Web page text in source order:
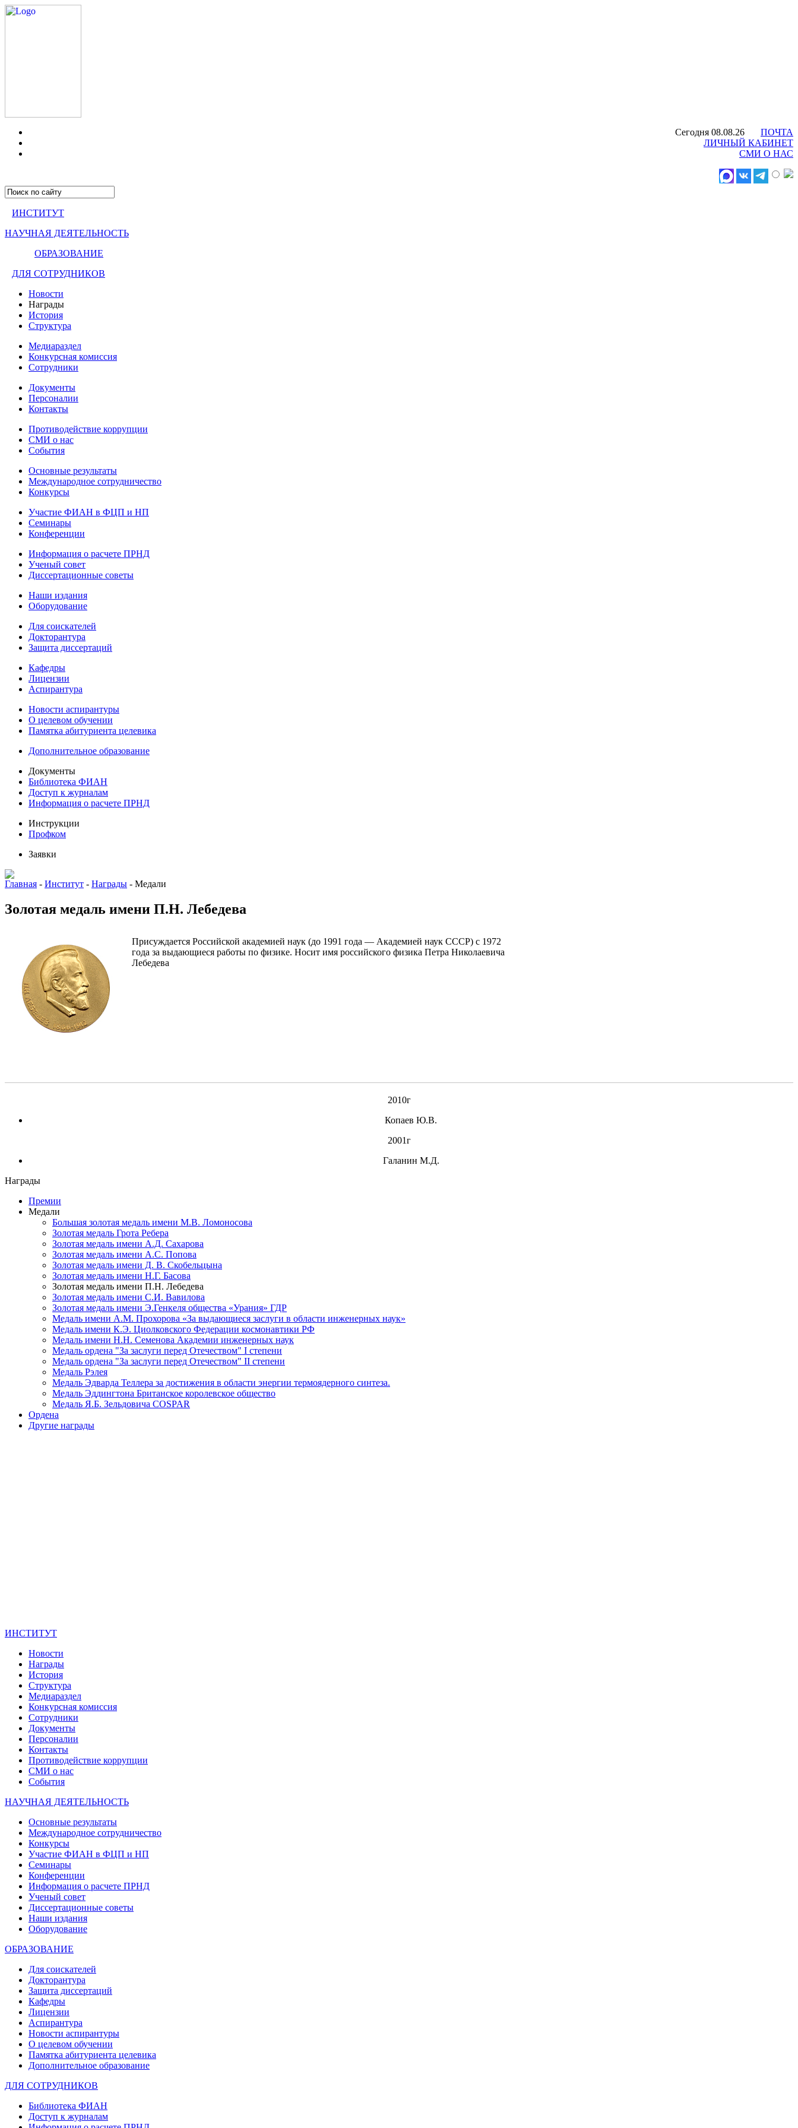
Сегодня 08.08.26
ПОЧТА
ЛИЧНЫЙ КАБИНЕТ
СМИ О НАС
ИНСТИТУТ
НАУЧНАЯ ДЕЯТЕЛЬНОСТЬ
ОБРАЗОВАНИЕ
ДЛЯ СОТРУДНИКОВ
Новости
Награды
История
Структура
Медиараздел
Конкурсная комиссия
Сотрудники
Документы
Персоналии
Контакты
Противодействие коррупции
СМИ о нас
События
Основные результаты
Международное сотрудничество
Конкурсы
Участие ФИАН в ФЦП и НП
Семинары
Конференции
Информация о расчете ПРНД
Ученый совет
Диссертационные советы
Наши издания
Оборудование
Для соискателей
Докторантура
Защита диссертаций
Кафедры
Лицензии
Аспирантура
Новости аспирантуры
О целевом обучении
Памятка абитуриента целевика
Дополнительное образование
Документы
Библиотека ФИАН
Доступ к журналам
Информация о расчете ПРНД
Инструкции
Профком
Заявки
Главная - Институт - Награды - Медали
Золотая медаль имени П.Н. Лебедева
Присуждается Российской академией наук (до 1991 года — Академией наук СССР) с 1972
года за выдающиеся работы по физике. Носит имя российского физика Петра Николаевича
Лебедева
2010г
Копаев Ю.В.
2001г
Галанин М.Д.
Награды
Премии
Медали
Большая золотая медаль имени М.В. Ломоносова
Золотая медаль Грота Ребера
Золотая медаль имени А.Д. Сахарова
Золотая медаль имени А.С. Попова
Золотая медаль имени Д. В. Скобельцына
Золотая медаль имени Н.Г. Басова
Золотая медаль имени П.Н. Лебедева
Золотая медаль имени С.И. Вавилова
Золотая медаль имени Э.Генкеля общества «Урания» ГДР
Медаль имени А.М. Прохорова «За выдающиеся заслуги в области инженерных наук»
Медаль имени К.Э. Циолковского Федерации космонавтики РФ
Медаль имени Н.Н. Семенова Академии инженерных наук
Медаль ордена "За заслуги перед Отечеством" I степени
Медаль ордена "За заслуги перед Отечеством" II степени
Медаль Рэлея
Медаль Эдварда Теллера за достижения в области энергии термоядерного синтеза.
Медаль Эддингтона Британское королевское общество
Медаль Я.Б. Зельдовича COSPAR
Ордена
Другие награды
ИНСТИТУТ
Новости
Награды
История
Структура
Медиараздел
Конкурсная комиссия
Сотрудники
Документы
Персоналии
Контакты
Противодействие коррупции
СМИ о нас
События
НАУЧНАЯ ДЕЯТЕЛЬНОСТЬ
Основные результаты
Международное сотрудничество
Конкурсы
Участие ФИАН в ФЦП и НП
Семинары
Конференции
Информация о расчете ПРНД
Ученый совет
Диссертационные советы
Наши издания
Оборудование
ОБРАЗОВАНИЕ
Для соискателей
Докторантура
Защита диссертаций
Кафедры
Лицензии
Аспирантура
Новости аспирантуры
О целевом обучении
Памятка абитуриента целевика
Дополнительное образование
ДЛЯ СОТРУДНИКОВ
Библиотека ФИАН
Доступ к журналам